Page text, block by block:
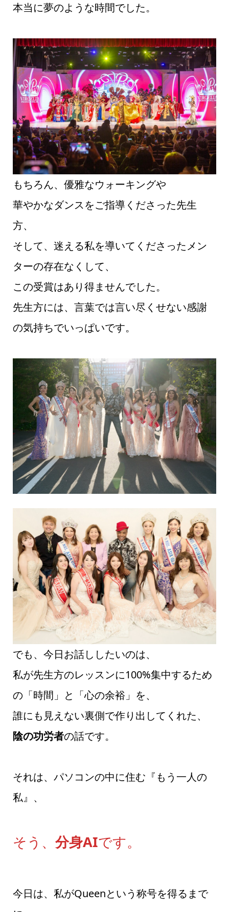
本当に夢のような時間でした。
もちろん、優雅なウォーキングや
華やかなダンスをご指導くださった先生
方、
そして、迷える私を導いてくださったメン
ターの存在なくして、
この受賞はあり得ませんでした。
先生方には、言葉では言い尽くせない感謝
の気持ちでいっぱいです。
でも、今日お話ししたいのは、
私が先生方のレッスンに100%集中するため
の「時間」と「心の余裕」を、
誰にも見えない裏側で作り出してくれた、
陰の功労者の話です。
それは、パソコンの中に住む『もう一人の
私』、
そう、 分身AIです。
今日は、私がQueenという称号を得るまで